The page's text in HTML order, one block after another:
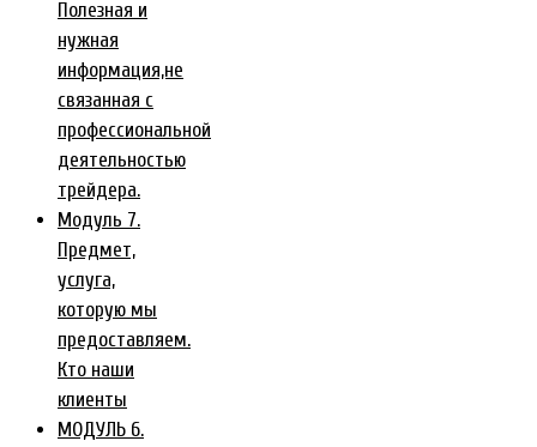
Полезная и
нужная
информация,не
связанная с
профессиональной
деятельностью
трейдера.
Модуль 7.
Предмет,
услуга,
которую мы
предоставляем.
Кто наши
клиенты
МОДУЛЬ 6.